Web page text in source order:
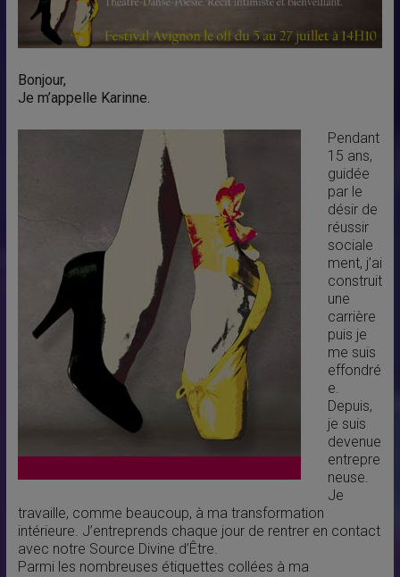
Bonjour,
Je m’appelle Karinne.
Pendant
15 ans,
guidée
par le
désir de
réussir
sociale
ment, j’ai
construit
une
carrière
puis je
me suis
effondré
e.
Depuis,
je suis
devenue
entrepre
neuse.
Je
travaille, comme beaucoup, à ma transformation
intérieure. J’entreprends chaque jour de rentrer en contact
avec notre Source Divine d’Être.
Parmi les nombreuses étiquettes collées à ma